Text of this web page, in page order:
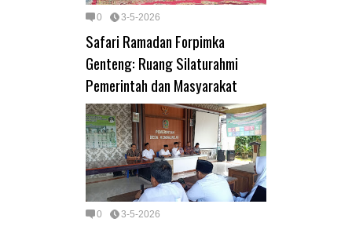
0 3-5-2026
Safari Ramadan Forpimka
Genteng: Ruang Silaturahmi
Pemerintah dan Masyarakat
0 3-5-2026